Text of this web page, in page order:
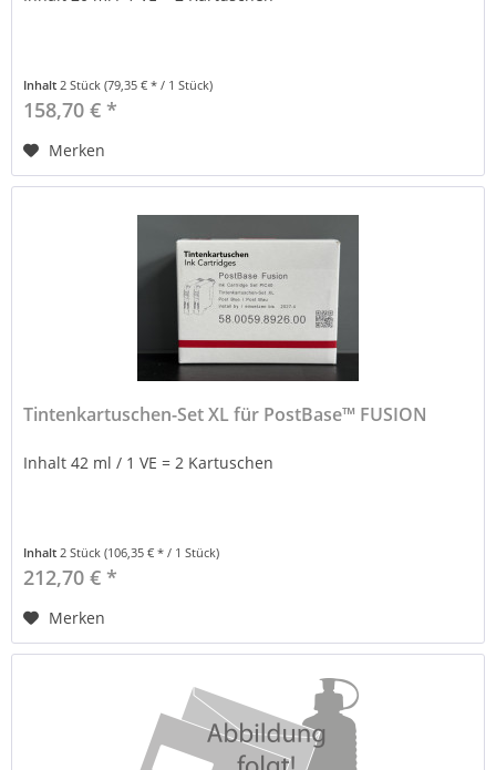
Inhalt2 Stück(79,35 € * / 1 Stück)
158,70 € *
Merken
Tintenkartuschen-Set XL für PostBase™ FUSION
Inhalt 42 ml / 1 VE = 2 Kartuschen
Inhalt 2 Stück(106,35 € * / 1 Stück)
212,70 € *
Merken